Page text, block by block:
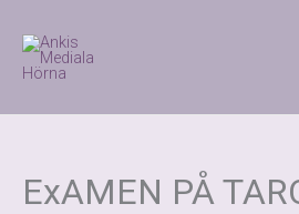
innehåll
ExAMEN PÅ